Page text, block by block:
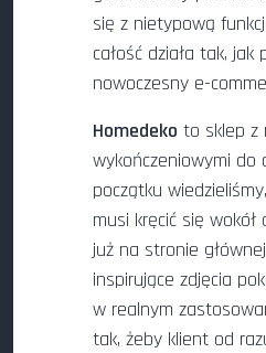
się z nietypową
całość działa tak, jak
nowoczesny e-
Homedeko to sklep z
wykończeniowymi do
początku
musi kręcić się wokół
już na stronie
inspirujące zdjęcia
w realnym
tak, żeby klient od